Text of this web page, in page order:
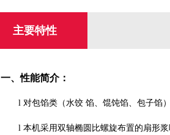
主要特性
一、性能简介：
l 对包馅类（水饺 馅、馄饨馅、包子馅
l 本机采用双轴椭圆比螺旋布置的扇形